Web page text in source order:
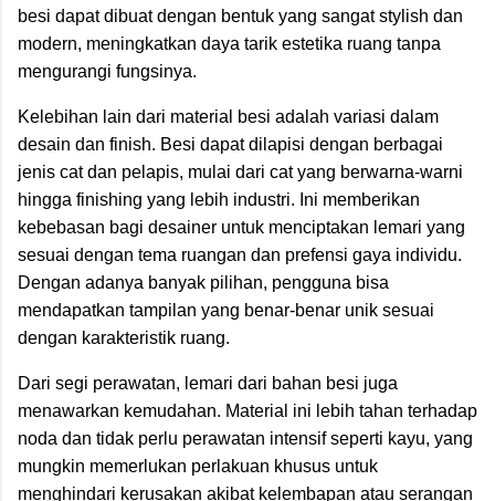
besi dapat dibuat dengan bentuk yang sangat stylish dan
modern, meningkatkan daya tarik estetika ruang tanpa
mengurangi fungsinya.
Kelebihan lain dari material besi adalah variasi dalam
desain dan finish. Besi dapat dilapisi dengan berbagai
jenis cat dan pelapis, mulai dari cat yang berwarna-warni
hingga finishing yang lebih industri. Ini memberikan
kebebasan bagi desainer untuk menciptakan lemari yang
sesuai dengan tema ruangan dan prefensi gaya individu.
Dengan adanya banyak pilihan, pengguna bisa
mendapatkan tampilan yang benar-benar unik sesuai
dengan karakteristik ruang.
Dari segi perawatan, lemari dari bahan besi juga
menawarkan kemudahan. Material ini lebih tahan terhadap
noda dan tidak perlu perawatan intensif seperti kayu, yang
mungkin memerlukan perlakuan khusus untuk
menghindari kerusakan akibat kelembapan atau serangan